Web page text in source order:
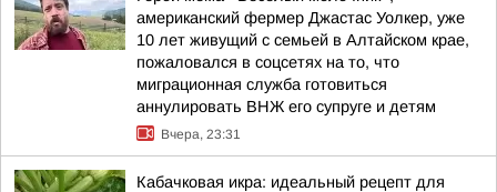
американский фермер Джастас Уолкер, уже
10 лет живущий с семьей в Алтайском крае,
пожаловался в соцсетях на то, что
миграционная служба готовиться
аннулировать ВНЖ его супруге и детям
Вчера, 23:31
Кабачковая икра: идеальный рецепт для